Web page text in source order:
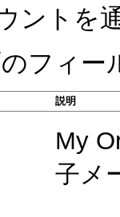
ントを
フィ
説明
My
子メ